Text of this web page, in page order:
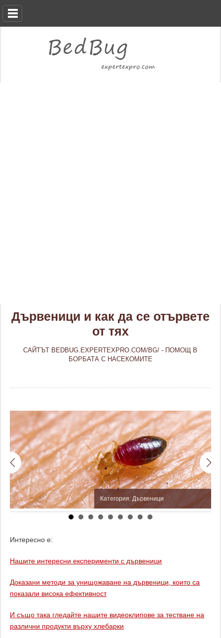
Дървеници и как да се отървете
от тях
САЙТЪТ BEDBUG.EXPERTEXPRO.COM/BG/ - ПОМОЩ В
БОРБАТА С НАСЕКОМИТЕ
Категория: Дървеници
Интересно е:
Нашите интересни експерименти с дървеници
Доказани методи за унищожаване на дървеници, които са
показали висока ефективност
И също така гледайте нашите видеоклипове за тестване на
различни продукти върху хлебарки